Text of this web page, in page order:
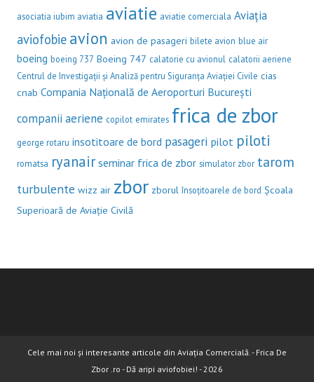
asociatia iubim aviatia aviatie aviatie comerciala Aviația
aviofobie avion avion de pasageri bilete avion blue air
boeing boeing 737 Boeing 747 calatorie cu avionul calatorii aeriene
Centrul de Investigații și Analiză pentru Siguranța Aviației Civile cias
cnab Compania Națională de Aeroporturi București
companii aeriene copilot emirates frica de zbor
george rotaru insotitoare de bord pasageri pilot piloti
romatsa ryanair seminar frica de zbor simulator zbor tarom
turbulente wizz air zbor zborul însoțitoarele de bord Școala
Superioară de Aviație Civilă
Cele mai noi și interesante articole din Aviația Comercială. - Frica De
Zbor .ro - Dă aripi aviofobiei! - 2026